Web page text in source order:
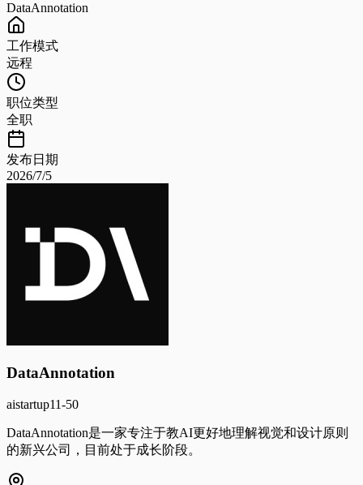
DataAnnotation
工作模式
远程
职位类型
全职
发布日期
2026/7/5
DataAnnotation
aistartup11-50
DataAnnotation是一家专注于教AI更好地理解视觉和设计原则
的新兴公司，目前处于成长阶段。